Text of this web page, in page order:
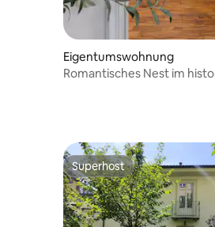
Eigentumswohnung
Romantisches Nest im
Superhost
Superhost